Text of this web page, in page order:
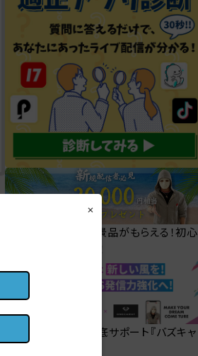
【2026年8月】豪華景品がもらえる！初心
有名TikTokerが徹底サポート『バズキャ
×